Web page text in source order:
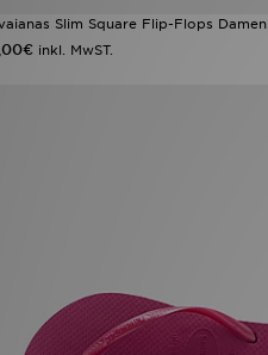
Slim Square Flip-Flops Damen
inkl. MwST.